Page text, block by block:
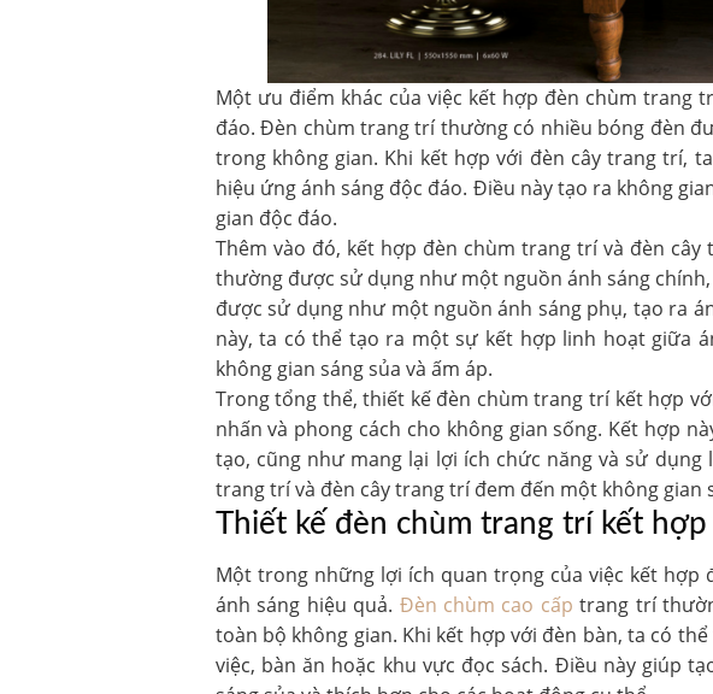
Một ưu điểm khác của việc kết hợp đèn chùm trang
đáo. Đèn chùm trang trí thường có nhiều bóng đèn
trong không gian. Khi kết hợp với đèn cây trang trí,
hiệu ứng ánh sáng độc đáo. Điều này tạo ra không
gian độc đáo.
Thêm vào đó, kết hợp đèn chùm trang trí và đèn
thường được sử dụng như một nguồn ánh sáng
được sử dụng như một nguồn ánh sáng phụ, tạo ra
này, ta có thể tạo ra một sự kết hợp linh hoạt giữa
không gian sáng sủa và ấm áp.
Trong tổng thể,thiết kế đèn chùm trang tríkết hợp
nhấn và phong cách cho không gian sống. Kết hợp
tạo, cũng như mang lại lợi ích chức năng và sử
trang trí và đèn cây trang trí đem đến một không
Thiết kế đèn chùm trang trí kết hợp
Một trong những lợi ích quan trọng của việc kết
ánh sáng hiệu quả. Đèn chùm cao cấp trang trí
toàn bộ không gian. Khi kết hợp với đèn bàn, ta có
việc, bàn ăn hoặc khu vực đọc sách. Điều này giúp